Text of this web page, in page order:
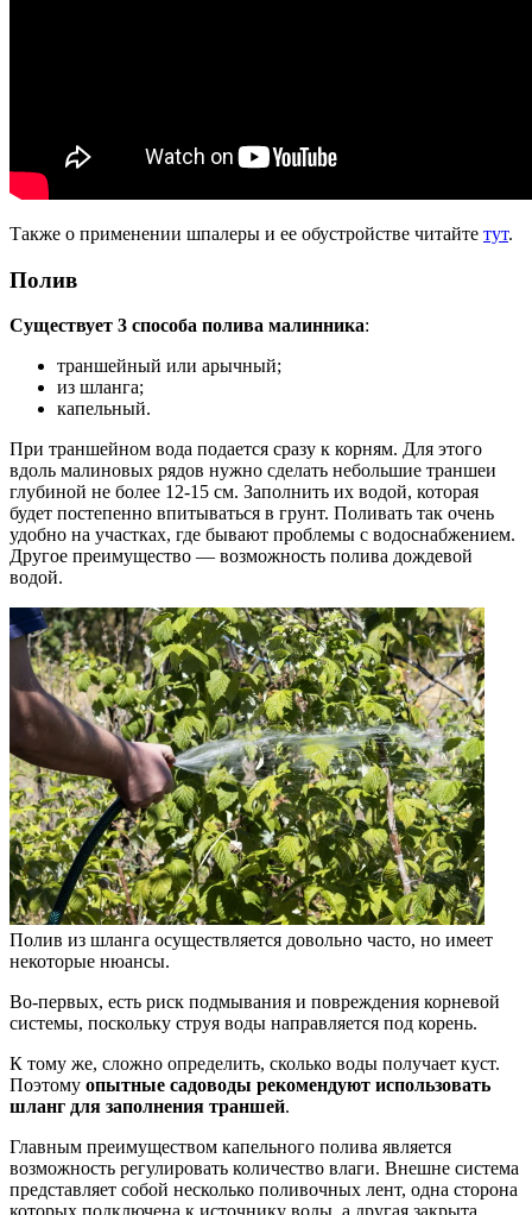
Также о применении шпалеры и ее обустройстве читайте тут.
Полив
Существует 3 способа полива малинника:
траншейный или арычный;
из шланга;
капельный.
При траншейном вода подается сразу к корням. Для этого
вдоль малиновых рядов нужно сделать небольшие траншеи
глубиной не более 12-15 см. Заполнить их водой, которая
будет постепенно впитываться в грунт. Поливать так очень
удобно на участках, где бывают проблемы с водоснабжением.
Другое преимущество — возможность полива дождевой
водой.
Полив из шланга осуществляется довольно часто, но имеет
некоторые нюансы.
Во-первых, есть риск подмывания и повреждения корневой
системы, поскольку струя воды направляется под корень.
К тому же, сложно определить, сколько воды получает куст.
Поэтому опытные садоводы рекомендуют использовать
шланг для заполнения траншей.
Главным преимуществом капельного полива является
возможность регулировать количество влаги. Внешне система
представляет собой несколько поливочных лент, одна сторона